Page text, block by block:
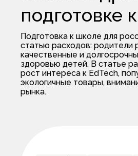
подготовке
Подготовка к школе для
статью расходов: родители
качественные и
здоровью детей. В статье
рост интереса к EdTech,
экологичные товары,
рынка.